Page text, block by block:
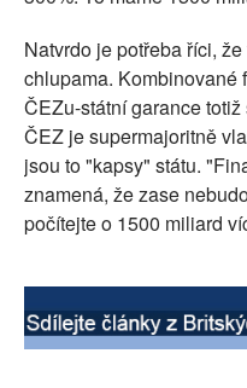
Natvrdo je potřeba říci,
chlupama.
ČEZu-státní garance
ČEZ je supermajoritně
jsou to "kapsy" státu.
znamená, že zase
počítejte o 1500 miliard